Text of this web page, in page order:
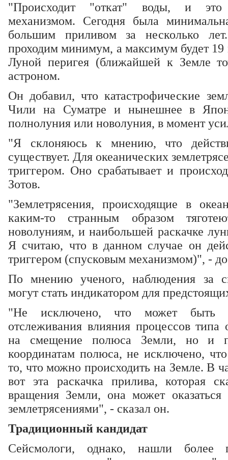
"Происходит "откат" воды, и это
механизмом. Сегодня была
большим приливом за несколько
проходим минимум, а максимум будет
Луной перигея (ближайшей к Земле
астроном.
Он добавил, что катастрофические
Чили на Суматре и нынешнее в
полнолуния или новолуния, в момент
"Я склоняюсь к мнению, что
существует. Для океанических
триггером. Оно срабатывает и
Зотов.
"Землетрясения, происходящие в
каким-то странным образом
новолуниям, и наибольшей раскачке
Я считаю, что в данном случае он
триггером (спусковым механизмом)", -
По мнению ученого, наблюдения за
могут стать индикатором для
"Не исключено, что может быть
отслеживания влияния процессов типа
на смещение полюса Земли, но и
координатам полюса, не исключено,
то, что можно происходить на Земле. В
вот эта раскачка прилива, которая
вращения Земли, она может
землетрясениями", - сказал он.
Традиционный кандидат
Сейсмологи, однако, нашли более